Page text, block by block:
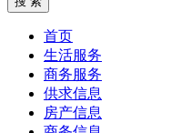
首页
生活服务
商务服务
供求信息
房产信息